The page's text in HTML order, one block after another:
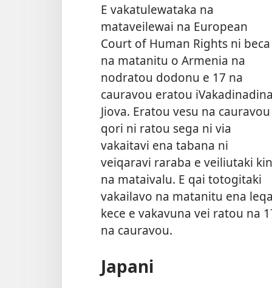
E vakatulewataka na
mataveilewai na European
Court of Human Rights ni beca
na matanitu o Armenia na
nodratou dodonu e 17 na
cauravou eratou
Jiova. Eratou vesu na cauravou
qori ni ratou sega ni via
vakaitavi ena tabana ni
veiqaravi raraba e veiliutaki
na mataivalu. E qai totogitaki
vakailavo na matanitu ena
kece e vakavuna vei ratou na
na cauravou.
Japani